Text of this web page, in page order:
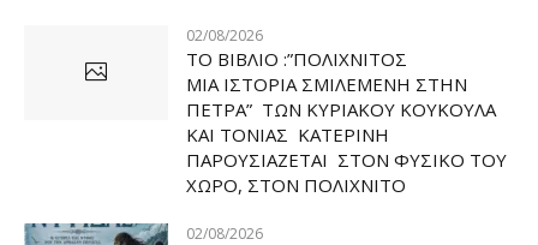
02/08/2026
ΤΟ ΒΙΒΛΙΟ :”ΠΟΛΙΧΝΙΤΟΣ
ΜΙΑ ΙΣΤΟΡΙΑ ΣΜΙΛΕΜΕΝΗ ΣΤΗΝ
ΠΕΤΡΑ” ΤΩΝ ΚΥΡΙΑΚΟΥ ΚΟΥΚΟΥΛΑ
ΚΑΙ ΤΟΝΙΑΣ ΚΑΤΕΡΙΝΗ
ΠΑΡΟΥΣΙΑΖΕΤΑΙ ΣΤΟΝ ΦΥΣΙΚΟ ΤOY
ΧΩΡΟ, ΣΤΟΝ ΠΟΛΙΧΝΙΤΟ
02/08/2026